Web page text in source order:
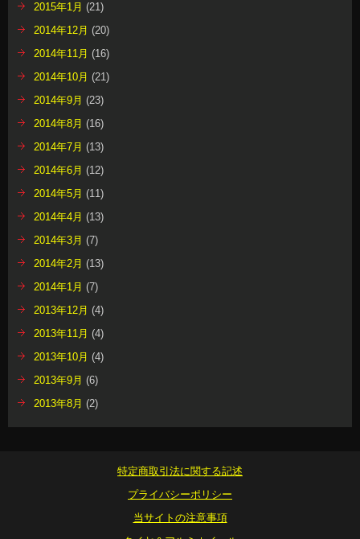
2015年1月 (21)
2014年12月 (20)
2014年11月 (16)
2014年10月 (21)
2014年9月 (23)
2014年8月 (16)
2014年7月 (13)
2014年6月 (12)
2014年5月 (11)
2014年4月 (13)
2014年3月 (7)
2014年2月 (13)
2014年1月 (7)
2013年12月 (4)
2013年11月 (4)
2013年10月 (4)
2013年9月 (6)
2013年8月 (2)
特定商取引法に関する記述
プライバシーポリシー
当サイトの注意事項